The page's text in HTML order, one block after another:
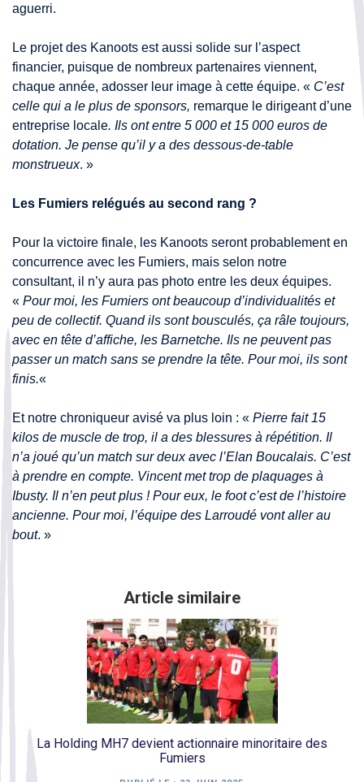
aguerri.
Le projet des Kanoots est aussi solide sur l’aspect
financier, puisque de nombreux partenaires viennent,
chaque année, adosser leur image à cette équipe. « C’est
celle qui a le plus de sponsors, remarque le dirigeant d’une
entreprise locale. Ils ont entre 5 000 et 15 000 euros de
dotation. Je pense qu’il y a des dessous-de-table
monstrueux. »
Les Fumiers relégués au second rang ?
Pour la victoire finale, les Kanoots seront probablement en
concurrence avec les Fumiers, mais selon notre
consultant, il n’y aura pas photo entre les deux équipes.
« Pour moi, les Fumiers ont beaucoup d’individualités et
peu de collectif. Quand ils sont bousculés, ça râle toujours,
avec en tête d’affiche, les Barnetche. Ils ne peuvent pas
passer un match sans se prendre la tête. Pour moi, ils sont
finis.«
Et notre chroniqueur avisé va plus loin : « Pierre fait 15
kilos de muscle de trop, il a des blessures à répétition. Il
n’a joué qu’un match sur deux avec l’Elan Boucalais. C’est
à prendre en compte. Vincent met trop de plaquages à
Ibusty. Il n’en peut plus ! Pour eux, le foot c’est de l’histoire
ancienne. Pour moi, l’équipe des Larroudé vont aller au
bout. »
Article similaire
La Holding MH7 devient actionnaire minoritaire des
Fumiers